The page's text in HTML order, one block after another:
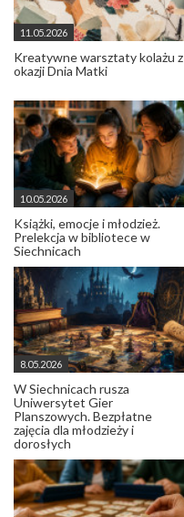
11.05.2026
Kreatywne warsztaty kolażu z
okazji Dnia Matki
10.05.2026
Książki, emocje i młodzież.
Prelekcja w bibliotece w
Siechnicach
8.05.2026
W Siechnicach rusza
Uniwersytet Gier
Planszowych. Bezpłatne
zajęcia dla młodzieży i
dorosłych